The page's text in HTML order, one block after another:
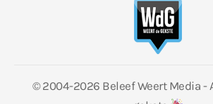
© 2004-2026 Beleef Weert Media -